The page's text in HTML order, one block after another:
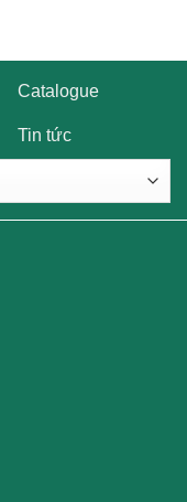
Catalogue
Tin tức